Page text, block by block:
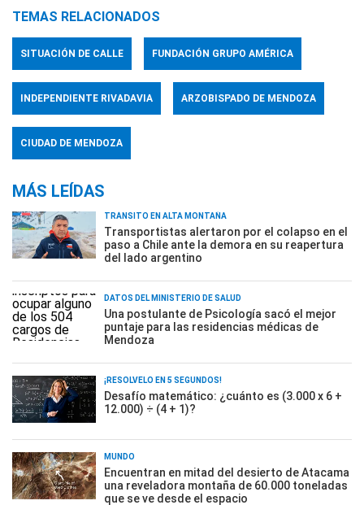
TEMAS RELACIONADOS
SITUACIÓN DE CALLE FUNDACIÓN GRUPO AMÉRICA
INDEPENDIENTE RIVADAVIA ARZOBISPADO DE MENDOZA
CIUDAD DE MENDOZA
MÁS LEÍDAS
TRÁNSITO EN ALTA MONTAÑA
Transportistas alertaron por el colapso en el
paso a Chile ante la demora en su reapertura
del lado argentino
DATOS DEL MINISTERIO DE SALUD
Una postulante de Psicología sacó el mejor
puntaje para las residencias médicas de
Mendoza
¡RESOLVELO EN 5 SEGUNDOS!
Desafío matemático: ¿cuánto es (3.000 x 6 +
12.000) ÷ (4 + 1)?
MUNDO
Encuentran en mitad del desierto de Atacama
una reveladora montaña de 60.000 toneladas
que se ve desde el espacio